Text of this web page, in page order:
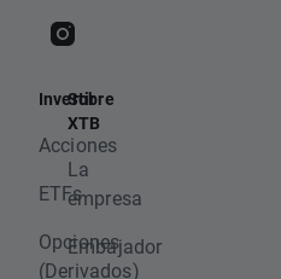
Invertir
Acciones
ETFs
Opciones
(Derivados)
Sobre
XTB
La
empresa
Embajador